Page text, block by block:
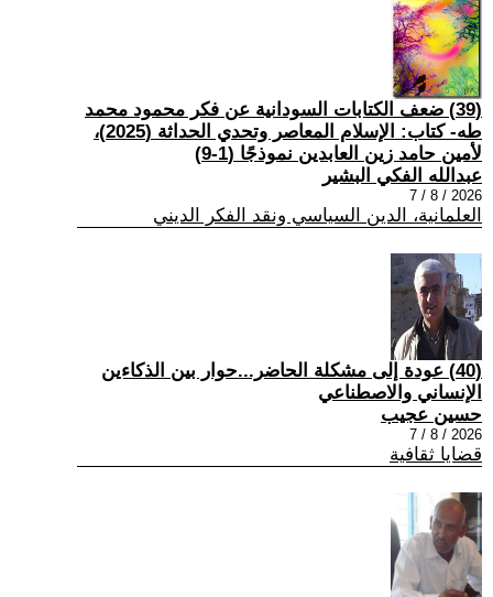
(39) ضعف الكتابات السودانية عن فكر محمود محمد
طه- كتاب: الإسلام المعاصر وتحدي الحداثة (2025)،
لأمين حامد زين العابدين نموذجًا (1-9)
عبدالله الفكي البشير
2026 / 8 / 7
العلمانية، الدين السياسي ونقد الفكر الديني
(40) عودة إلى مشكلة الحاضر...حوار بين الذكاءين
الإنساني والاصطناعي
حسين عجيب
2026 / 8 / 7
قضايا ثقافية